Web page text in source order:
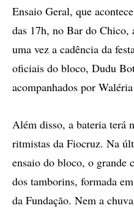
Ensaio Geral, que
das 17h, no Bar do
uma vez a cadência da
oficiais do bloco, Dudu
acompanhados por
Além disso, a bateria terá
ritmistas da Fiocruz. Na
ensaio do bloco, o grande
dos tamborins, formada
da Fundação. Nem a